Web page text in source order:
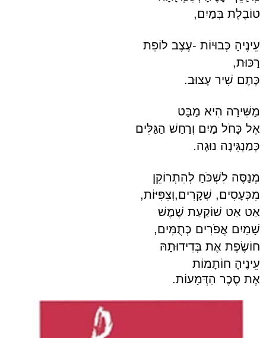
טוֹבֶלֶת בְּמַיִם,
עֵינֶיהָ כְּבוּיוֹת -עֶצֶב לוֹפֵת
רַכּוּת,
כֶּתֶם שִׁיר עָצוּב.
מַשִּׁירָה הִיא מַבָּט
אֶל כָּחֹל מַיִם וְרַחַשׁ הַגַּלִּים
כְּמַנְגִּינָה נוּגָה.
מְנַסֶּה לִשְׁכֹּחַ לְהִתְרוֹקֵן
מִכְּעָסִים, שְׁקָרִים,וְצִפִּיּוֹת,
אַט אַט שׁוֹקַעַת שֶׁמֶשׁ
שָׁמַיִם אֲפֹרִים כְּתֻמִּים,
חוֹשֶׂפֶת אֶת בְּדִידוּתָהּ
עֵינֶיהָ חוֹתָמוֹת
אֶת סֶכֶר הַדְּמָעוֹת.